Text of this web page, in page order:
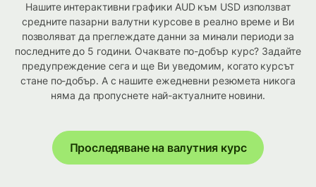
Нашите интерактивни графики AUD към USD използват
средните пазарни валутни курсове в реално време и Ви
позволяват да преглеждате данни за минали периоди за
последните до 5 години. Очаквате по-добър курс? Задайте
предупреждение сега и ще Ви уведомим, когато курсът
стане по-добър. А с нашите ежедневни резюмета никога
няма да пропуснете най-актуалните новини.
Проследяване на валутния курс